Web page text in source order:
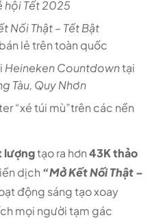
hội Tết 2025
Nối Thật – Tết Bật
lẻ trên toàn quốc
Heineken Countdowntại
Tàu, Quy Nhơn
“xé túi mù”trên các nền
lượngtạo ra hơn43K thảo
dịch “Mở Kết Nối Thật –
động sáng tạo xoay
mọi người tạm gác